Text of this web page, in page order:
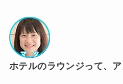
ホテルのラウンジって、